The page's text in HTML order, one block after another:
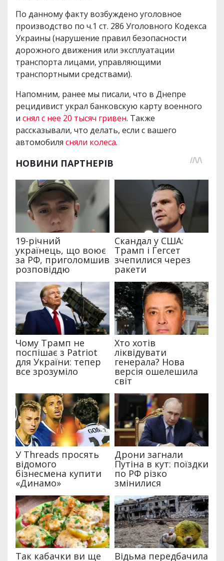
По данному факту возбуждено уголовное
производство по ч.1 ст. 286 Уголовного Кодекса
Украины (нарушение правил безопасности
дорожного движения или эксплуатации
транспорта лицами, управляющими
транспортными средствами).
Напомним, ранее мы писали, что в Днепре
рецидивист украл банковскую карту военного
и снял с нее 20 тысяч гривен. Также
рассказывали, что делать, если с вашего
автомобиля сняли колеса.